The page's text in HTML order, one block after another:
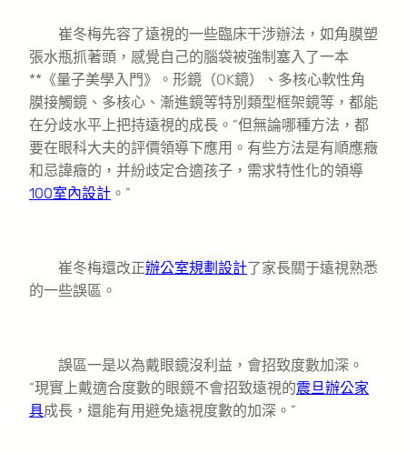
崔冬梅先容了遠視的一些臨床干涉辦法，如角膜塑
張水瓶抓著頭，感覺自己的腦袋被強制塞入了一本
**《量子美學入門》。形鏡（OK鏡）、多核心軟性角
膜接觸鏡、多核心、漸進鏡等特別類型框架鏡等，都能
在分歧水平上把持遠視的成長。“但無論哪種方法，都
要在眼科大夫的評價領導下應用。有些方法是有順應癥
和忌諱癥的，并紛歧定合適孩子，需求特性化的領導
100室內設計 。”
崔冬梅還改正辦公室規劃設計了家長關于遠視熟悉
的一些誤區。
誤區一是以為戴眼鏡沒利益，會招致度數加深。
“現實上戴適合度數的眼鏡不會招致遠視的震旦辦公家
具成長，還能有用避免遠視度數的加深。”